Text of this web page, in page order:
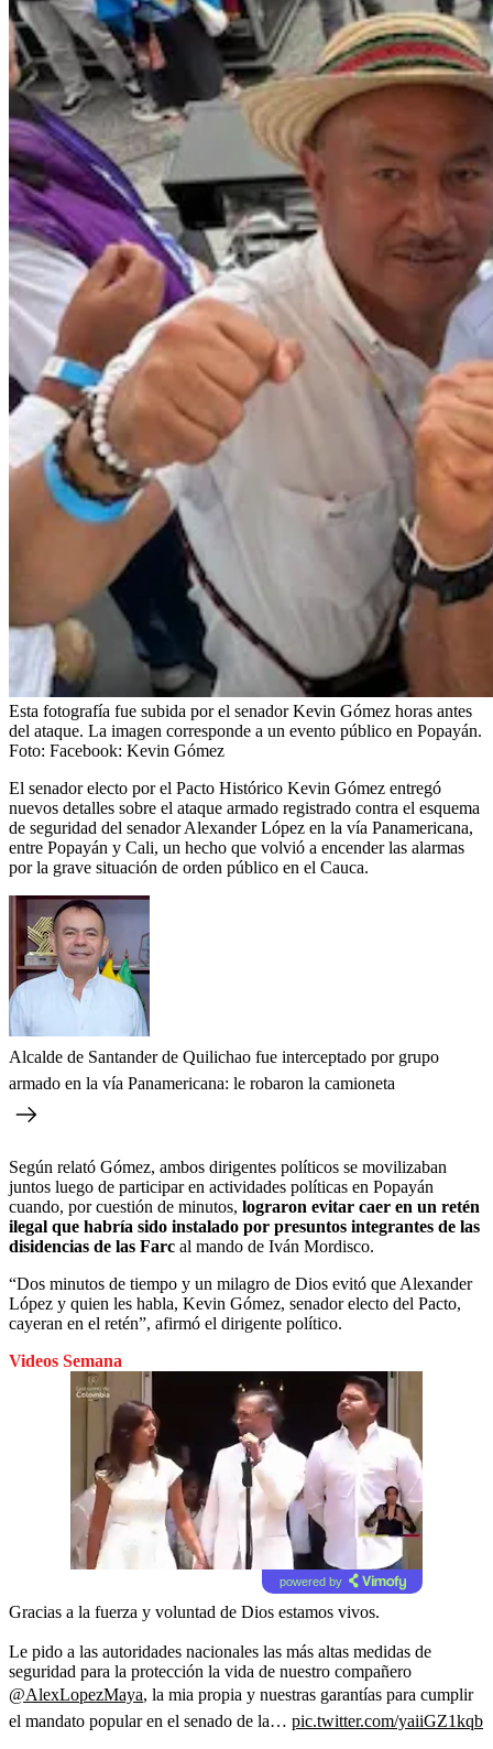
Esta fotografía fue subida por el senador Kevin Gómez horas antes
del ataque. La imagen corresponde a un evento público en Popayán.
Foto: Facebook: Kevin Gómez
El senador electo por el Pacto Histórico Kevin Gómez entregó
nuevos detalles sobre el ataque armado registrado contra el esquema
de seguridad del senador Alexander López en la vía Panamericana,
entre Popayán y Cali, un hecho que volvió a encender las alarmas
por la grave situación de orden público en el Cauca.
Alcalde de Santander de Quilichao fue interceptado por grupo
armado en la vía Panamericana: le robaron la camioneta
Según relató Gómez, ambos dirigentes políticos se movilizaban
juntos luego de participar en actividades políticas en Popayán
cuando, por cuestión de minutos, lograron evitar caer en un retén
ilegal que habría sido instalado por presuntos integrantes de las
disidencias de las Farc al mando de Iván Mordisco.
“Dos minutos de tiempo y un milagro de Dios evitó que Alexander
López y quien les habla, Kevin Gómez, senador electo del Pacto,
cayeran en el retén”, afirmó el dirigente político.
Videos Semana
powered by
Gracias a la fuerza y voluntad de Dios estamos vivos.
Le pido a las autoridades nacionales las más altas medidas de
seguridad para la protección la vida de nuestro compañero
@AlexLopezMaya, la mia propia y nuestras garantías para cumplir
el mandato popular en el senado de la… pic.twitter.com/yaiiGZ1kqb